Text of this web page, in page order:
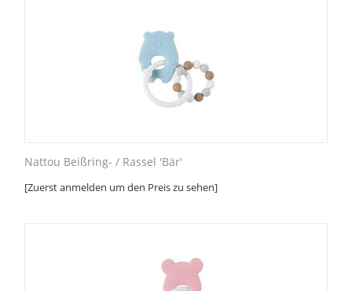
Nattou Beißring- / Rassel 'Bär'
[Zuerst anmelden um den Preis zu sehen]